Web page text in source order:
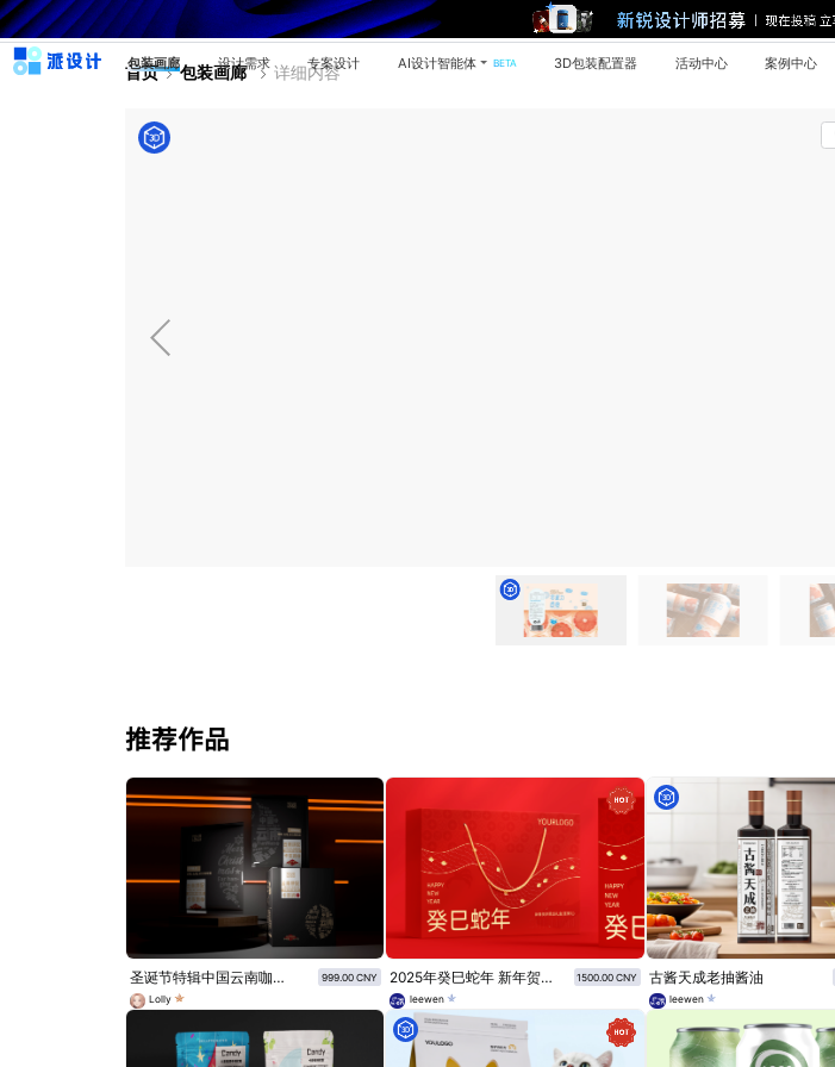
包装画廊 设计需求 专案设计 AI设计智能体 BETA 3D包装配置器 活动中心 案例中心
首页 包装画廊 详细内容
推荐作品
圣诞节特辑中国云南咖啡挂耳咖啡包装设计
999.00 CNY
Lolly
2025年癸巳蛇年 新年贺岁限定通用礼盒（坚果礼盒）
1500.00 CNY
leewen
古酱天成老抽酱油
leewen